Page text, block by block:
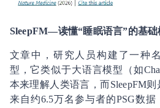
SleepFM—读懂“睡眠语言”的基础
文章中，研究人员构建了一种
型，它类似于大语言模型（如
本来理解人类语言，而SleepFM则
来自约6.5万名参与者的PSG数